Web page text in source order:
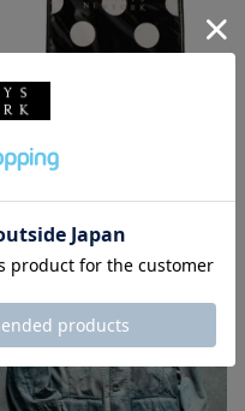
BARNEYS NEW YORK
グ／ドット柄